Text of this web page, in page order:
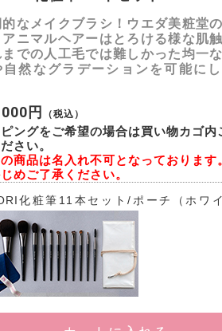
的なメイクブラシ！ウエダ美粧堂
アニマルヘアーはとろける様な肌
までの人工毛では難しかった均一
自然なグラデーションを可能に
円 （税込）
ングをご希望の場合は買い物カゴ内
さい。
商品は名入れ不可となっております
めご了承ください。
化粧筆11本セット/ポーチ（ホワ